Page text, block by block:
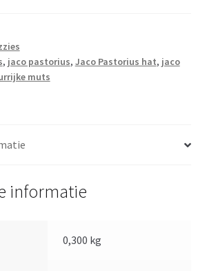
, jaco pastorius, Jaco Pastorius hat, jaco
muts
informatie
0,300 kg